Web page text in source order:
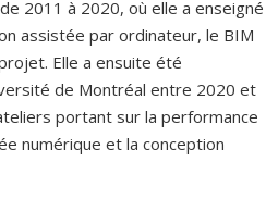
2011 à 2020, où elle a enseigné
assistée par ordinateur, le BIM
Elle a ensuite été
de Montréal entre 2020 et
portant sur la performance
numérique et la conception